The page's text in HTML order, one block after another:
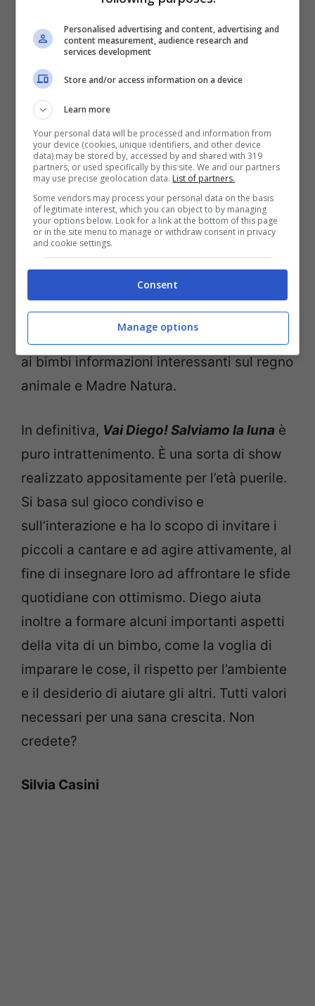
di apprendimento. Inoltre, spesso e
volentieri il personaggio di Diego Marquez
si rivolge ai piccoli spettatori, chiedendo
loro la cosa migliore da fare e mostrando
loro le varie opzioni possibili. Così, Diego
crea proprio un coinvolgimento interattivo,
capace di stimolare la curiosità dei
bambini verso gli esseri viventi e la natura.
Il tutto intervallato da piacevoli
canzoncine. Infatti, in ogni episodio la
missione di Diego è salvare un animale in
pericolo. Per farlo, utilizza la sua grande
capacità di osservazione e l’aiuto dei
giovani spettatori a casa. Diego raggiunge
i suoi obiettivi e allo stesso tempo fornisce
ai bimbi informazioni interessanti sul regno
animale e Madre Natura.
In definitiva, Vai Diego! Salviamo la luna è
puro intrattenimento. È una sorta di show
realizzato appositamente per l’età puerile.
Si basa sul gioco condiviso e
sull’interazione e ha lo scopo di invitare i
piccoli a cantare e ad agire attivamente, al
fine di insegnare loro ad affrontare le sfide
quotidiane con ottimismo. Diego aiuta
inoltre a formare alcuni importanti aspetti
della vita di un bimbo, come la voglia di
imparare le cose, il rispetto per l’ambiente
e il desiderio di aiutare gli altri. Tutti valori
necessari per una sana crescita. Non
credete?
Silvia Casini
Personalised advertising and content, advertising and
content measurement, audience research and
services development
Store and/or access information on a device
Learn more
Your personal data will be processed and information from
your device (cookies, unique identifiers, and other device
data) may be stored by, accessed by and shared with 319
partners, or used specifically by this site. We and our partners
may use precise geolocation data. List of partners.
Some vendors may process your personal data on the basis
of legitimate interest, which you can object to by managing
your options below. Look for a link at the bottom of this page
or in the site menu to manage or withdraw consent in privacy
and cookie settings.
Consent
Manage options